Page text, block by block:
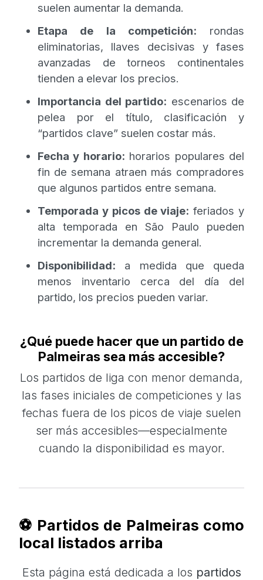
suelen aumentar la demanda.
Etapa de la competición: rondas
eliminatorias, llaves decisivas y fases
avanzadas de torneos continentales
tienden a elevar los precios.
Importancia del partido: escenarios de
pelea por el título, clasificación y
“partidos clave” suelen costar más.
Fecha y horario: horarios populares del
fin de semana atraen más compradores
que algunos partidos entre semana.
Temporada y picos de viaje: feriados y
alta temporada en São Paulo pueden
incrementar la demanda general.
Disponibilidad: a medida que queda
menos inventario cerca del día del
partido, los precios pueden variar.
¿Qué puede hacer que un partido de
Palmeiras sea más accesible?
Los partidos de liga con menor demanda,
las fases iniciales de competiciones y las
fechas fuera de los picos de viaje suelen
ser más accesibles—especialmente
cuando la disponibilidad es mayor.
⚽ Partidos de Palmeiras como
local listados arriba
Esta página está dedicada a los partidos